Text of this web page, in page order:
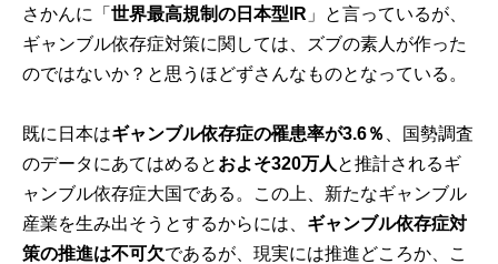
さかんに「世界最高規制の日本型 IR 」と言っているが、
ギャンブル依存症対策に関しては、ズブの素人が作った
のではないか？と思うほどずさんなものとなっている。
既に日本はギャンブル依存症の罹患率が3.6％
、国勢調査
のデータにあてはめると およそ320万人 と推計されるギ
ャンブル依存症大国である。この上、新たなギャンブル
産業を生み出そうとするからには、 ギャンブル依存症対
策の推進は不可欠であるが、現実には推進どころか、こ